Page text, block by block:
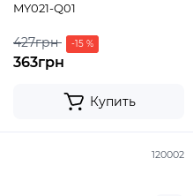
MY021-Q01
427грн -15 %
363грн
Купить
120002